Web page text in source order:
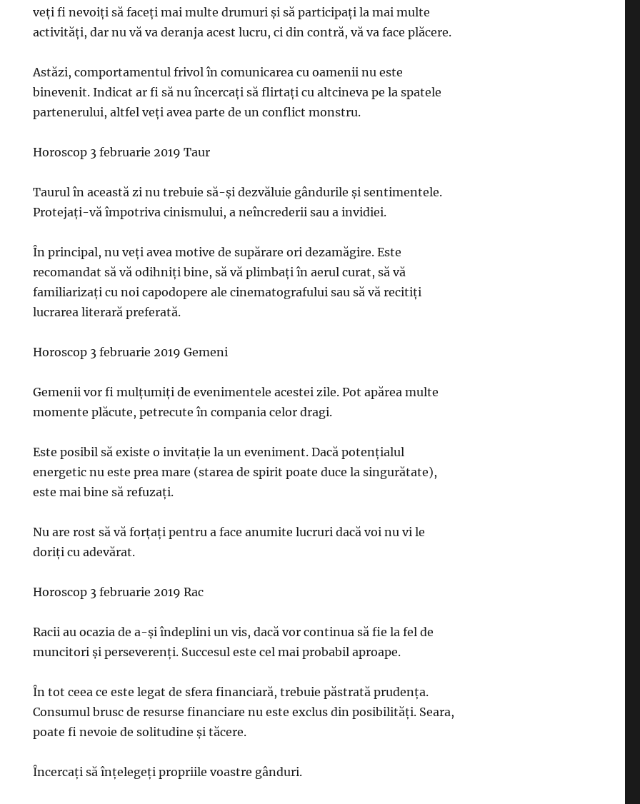
veţi fi nevoiţi să faceţi mai multe drumuri şi să participaţi la mai multe
activităţi, dar nu vă va deranja acest lucru, ci din contră, vă va face plăcere.
Astăzi, comportamentul frivol în comunicarea cu oamenii nu este
binevenit. Indicat ar fi să nu încercaţi să flirtaţi cu altcineva pe la spatele
partenerului, altfel veţi avea parte de un conflict monstru.
Horoscop 3 februarie 2019 Taur
Taurul în această zi nu trebuie să-și dezvăluie gândurile și sentimentele.
Protejaţi-vă împotriva cinismului, a neîncrederii sau a invidiei.
În principal, nu veţi avea motive de supărare ori dezamăgire. Este
recomandat să vă odihniți bine, să vă plimbați în aerul curat, să vă
familiarizați cu noi capodopere ale cinematografului sau să vă recitiți
lucrarea literară preferată.
Horoscop 3 februarie 2019 Gemeni
Gemenii vor fi mulțumiți de evenimentele acestei zile. Pot apărea multe
momente plăcute, petrecute în compania celor dragi.
Este posibil să existe o invitație la un eveniment. Dacă potențialul
energetic nu este prea mare (starea de spirit poate duce la singurătate),
este mai bine să refuzați.
Nu are rost să vă forţaţi pentru a face anumite lucruri dacă voi nu vi le
doriţi cu adevărat.
Horoscop 3 februarie 2019 Rac
Racii au ocazia de a-şi îndeplini un vis, dacă vor continua să fie la fel de
muncitori şi perseverenţi. Succesul este cel mai probabil aproape.
În tot ceea ce este legat de sfera financiară, trebuie păstrată prudența.
Consumul brusc de resurse financiare nu este exclus din posibilități. Seara,
poate fi nevoie de solitudine și tăcere.
Încercați să înțelegeți propriile voastre gânduri.